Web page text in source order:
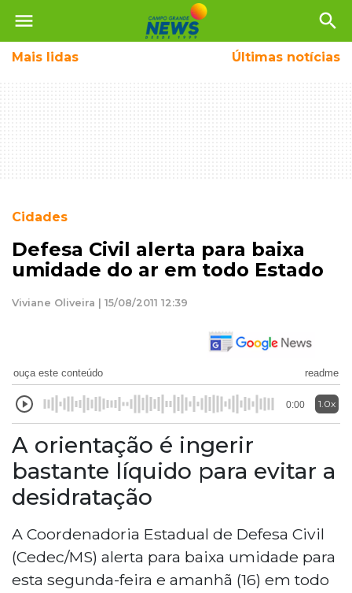
menu search
Mais lidas Últimas notícias
Cidades
Defesa Civil alerta para baixa
umidade do ar em todo Estado
Viviane Oliveira | 15/08/2011 12:39
ouça este conteúdo readme
0:00 1.0x
A orientação é ingerir
bastante líquido para evitar a
desidratação
A Coordenadoria Estadual de Defesa Civil
(Cedec/MS) alerta para baixa umidade para
esta segunda-feira e amanhã (16) em todo